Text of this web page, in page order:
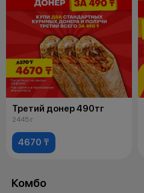
Третий донер 490тг
2445 г
4670 ₸
Комбо